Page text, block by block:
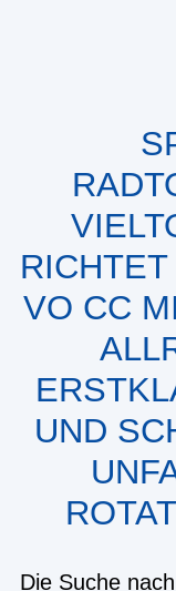
VO CC
UND
Die Suche